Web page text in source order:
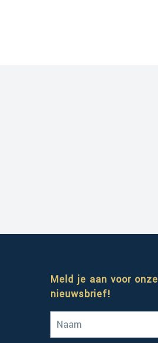
Meld je aan voor onze
nieuwsbrief!